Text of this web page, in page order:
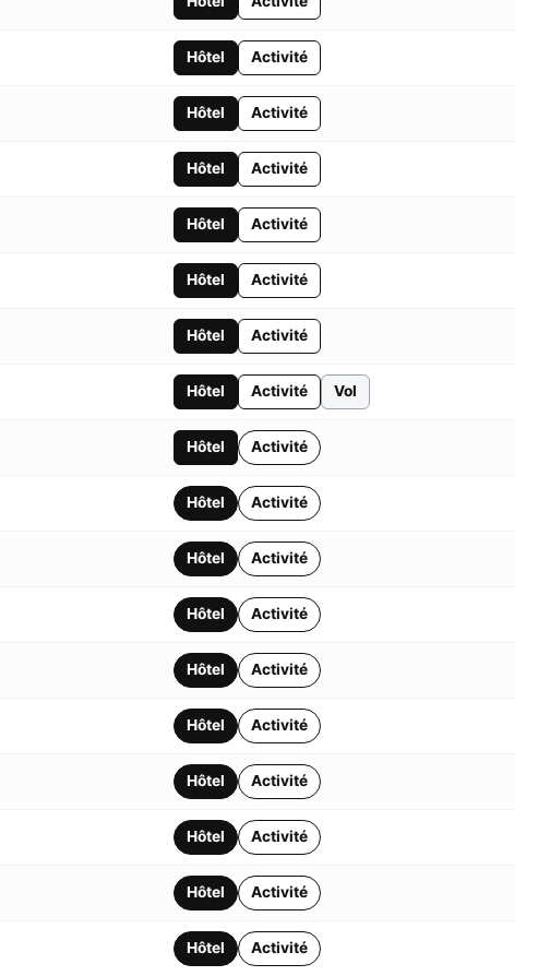
Hôtel Activité
Hôtel Activité
Hôtel Activité
Hôtel Activité
Hôtel Activité
Hôtel Activité
Hôtel Activité Vol
Hôtel Activité
Hôtel Activité
Hôtel Activité
Hôtel Activité
Hôtel Activité
Hôtel Activité
Hôtel Activité
Hôtel Activité
Hôtel Activité
Hôtel Activité